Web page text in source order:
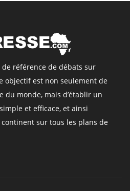
référence de débats sur
objectif est non seulement de
du monde, mais d’établir un
et efficace, et ainsi
sur tous les plans de